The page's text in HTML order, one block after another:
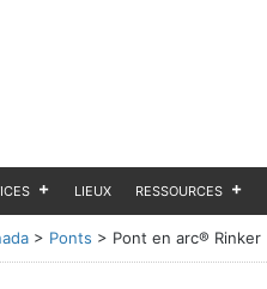
LIEUX RESSOURCES
> Ponts > Pont en arc® Rinker